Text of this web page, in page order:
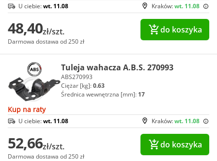
Kraków:wt. 11.08
U ciebie:wt. 11.08
48,40zł/szt.
Darmowa dostawa od 250 zł
do koszyka
Tuleja wahacza A.B.S. 270993
ABS270993
Ciężar [kg]:0.63
Średnica wewnętrzna [mm]: 17
Kup na raty
Kraków:wt. 11.08
U ciebie:wt. 11.08
52,66zł/szt.
Darmowa dostawa od 250 zł
do koszyka